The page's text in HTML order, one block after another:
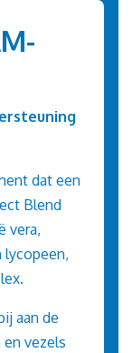
dat een
Blend
vera,
lycopeen,
aan de
vezels